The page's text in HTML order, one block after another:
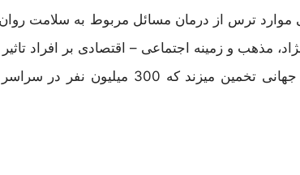
موارد ترس از درمان مسائل مربوط به سلامت
و زمینه اجتماعی – اقتصادی بر افراد تاثیر
در واقع در سراسر جهان، افسردگی علت اصلی ناتوانی است، به طوریکه سازمان بهداشت جهانی تخمین